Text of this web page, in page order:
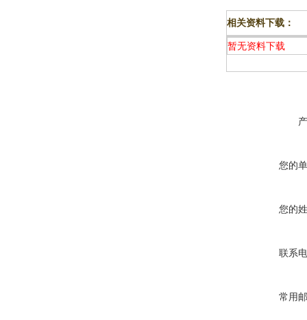
相关资料下载：
暂无资料下载
您的
您的
联系
常用